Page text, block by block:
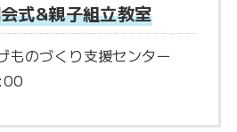
式&親子組立教室
ものづくり支援センター